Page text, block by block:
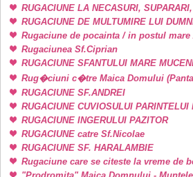
RUGACIUNE LA NECASURI,
RUGACIUNE DE MULTUMIRE LUI
Rugaciune de pocainta / in postul
Rugaciunea Sf.Ciprian
RUGACIUNE SFANTULUI MARE
Rug�ciuni c�tre Maica Domului
RUGACIUNE SF.ANDREI
RUGACIUNE CUVIOSULUI PARINTELUI
RUGACIUNE INGERULUI PAZITOR
RUGACIUNE catre Sf.Nicolae
RUGACIUNE SF. HARALAMBIE
Rugaciune care se citeste la vreme de
"Prodromita" Maica Domnului -